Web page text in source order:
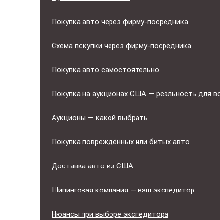
Покупка авто через фирму-посредника
Схема покупки через фирму-посредника
Покупка авто самостоятельно
Покупка на аукционах США — реальность для
Аукционы — какой выбрать
Покупка повреждённых или битых авто
Доставка авто из США
Шипинговая компания — ваш экспедитор
Нюансы при выборе экспедитора